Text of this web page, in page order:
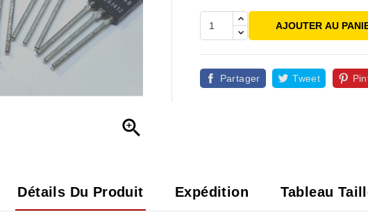

AJOUTER AU
Partager Tweet
Détails Du Produit Expédition Tableau